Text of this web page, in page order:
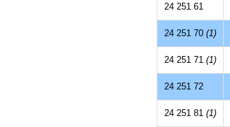
24 251 61
24 251 70 (1)
24 251 71 (1)
24 251 72
24 251 81 (1)